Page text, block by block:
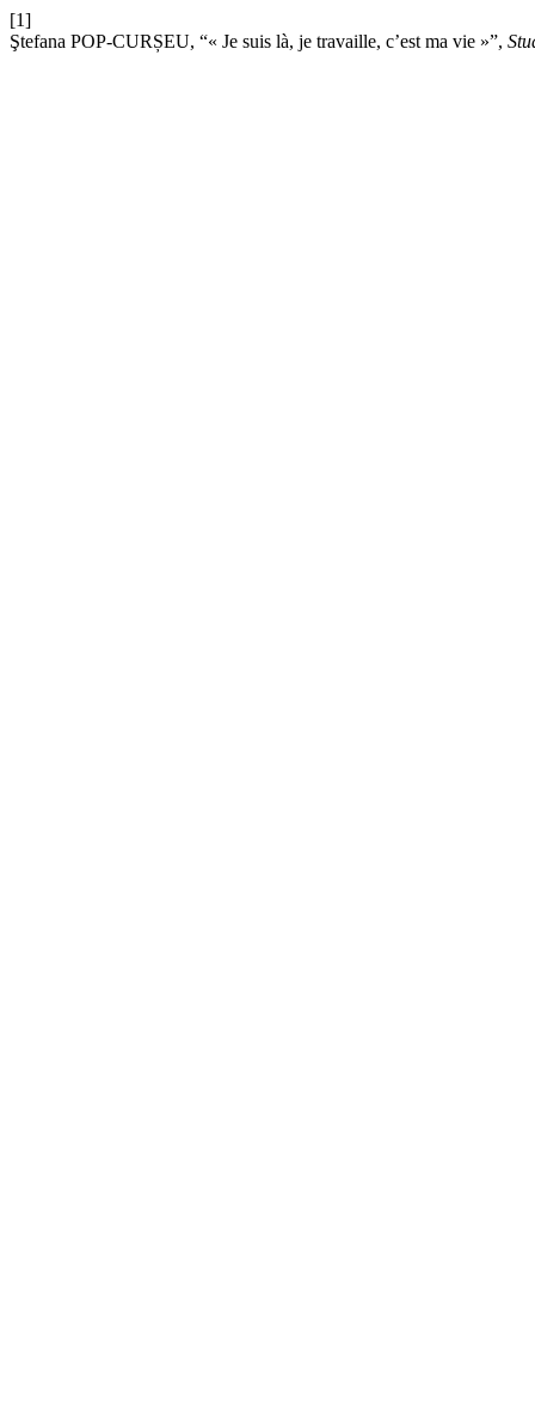
[1]
Ştefana POP-CURȘEU, “« Je suis là, je travaille, c’est ma vie »”,